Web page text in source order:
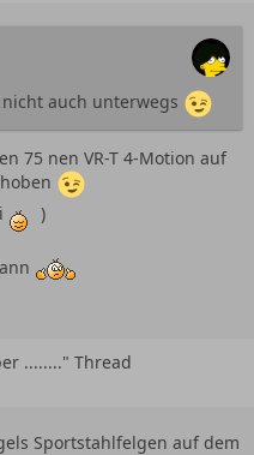
auch unterwegs
75 nen VR-T 4-Motion auf
)
........" Thread
Sportstahlfelgen auf dem